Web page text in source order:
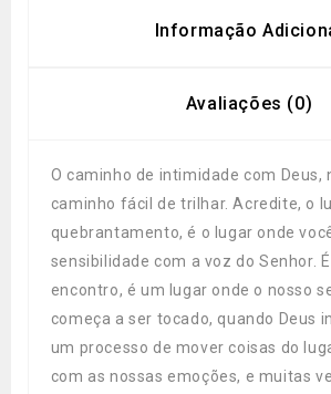
Informação
Avaliações (0)
O caminho de intimidade com Deus,
caminho fácil de trilhar. Acredite, o
quebrantamento, é o lugar onde
sensibilidade com a voz do Senhor.
encontro, é um lugar onde o nosso
começa a ser tocado, quando Deus
um processo de mover coisas do
com as nossas emoções, e muitas